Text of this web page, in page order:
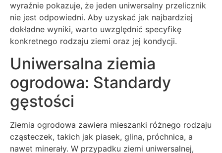
wyraźnie pokazuje, że jeden uniwersalny przelicznik
nie jest odpowiedni. Aby uzyskać jak najbardziej
dokładne wyniki, warto uwzględnić specyfikę
konkretnego rodzaju ziemi oraz jej kondycji.
Uniwersalna ziemia
ogrodowa: Standardy
gęstości
Ziemia ogrodowa zawiera mieszanki różnego rodzaju
cząsteczek, takich jak piasek, glina, próchnica, a
nawet minerały. W przypadku ziemi uniwersalnej,